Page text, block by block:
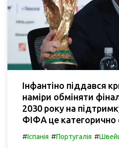
Інфантіно піддався
наміри обміняти
2030 року на
ФІФА це категорично
#Іспанія #Португалія #